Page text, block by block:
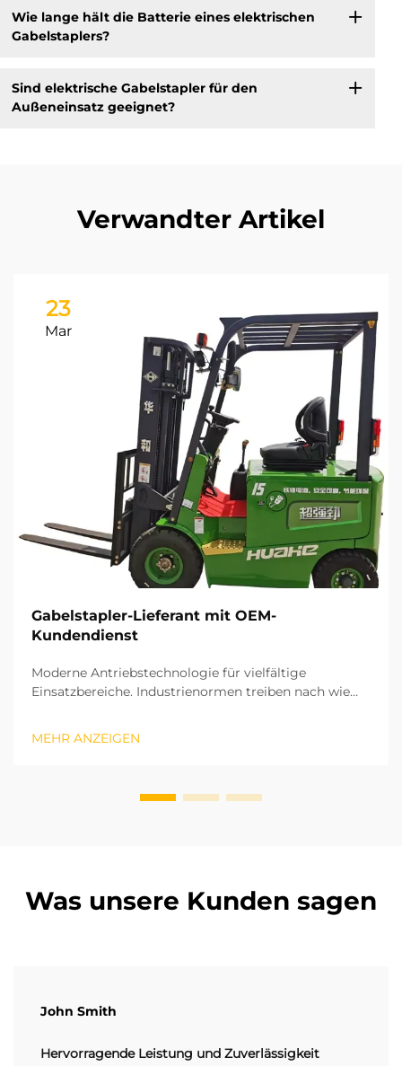
Wie lange hält die Batterie eines elektrischen
Gabelstaplers?
Sind elektrische Gabelstapler für den
Außeneinsatz geeignet?
Verwandter Artikel
23
Mar
Gabelstapler-Lieferant mit OEM-
Kundendienst
Moderne Antriebstechnologie für vielfältige
Einsatzbereiche. Industrienormen treiben nach wie
Gabelstapler laden schnell und emittieren keinerlei
MEHR ANZEIGEN
Was unsere Kunden sagen
John Smith
Hervorragende Leistung und Zuverlässigkeit